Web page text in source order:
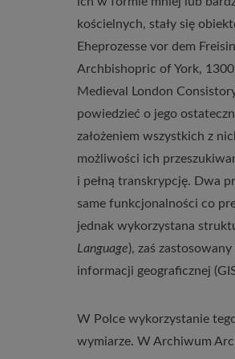
kościelnych, stały się
Eheprozesse vor dem
Archbishopric of York,
Medieval London
powiedzieć o jego
założeniem wszystkich z
możliwości ich
i pełną transkrypcję. Dwa
same funkcjonalności co
jednak wykorzystana
Language), zaś
informacji geograficznej
W Polce wykorzystanie
wymiarze. W Archiwum